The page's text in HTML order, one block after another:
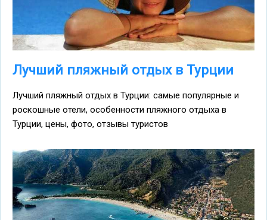
Лучший пляжный отдых в Турции
Лучший пляжный отдых в Турции: самые популярные и
роскошные отели, особенности пляжного отдыха в
Турции, цены, фото, отзывы туристов